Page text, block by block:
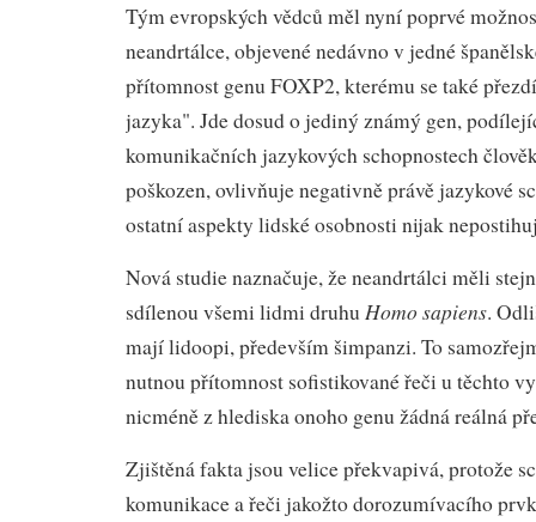
Tým evropských vědců měl nyní poprvé
neandrtálce, objevené nedávno v jedné
přítomnost genu FOXP2, kterému se také
jazyka". Jde dosud o jediný známý gen,
komunikačních jazykových schopnostech
poškozen, ovlivňuje negativně právě jazykové
ostatní aspekty lidské osobnosti nijak
Nová studie naznačuje, že neandrtálci měli
sdílenou všemi lidmi druhu Homo sapiens.
mají lidoopi, především šimpanzi. To
nutnou přítomnost sofistikované řeči u těchto
nicméně z hlediska onoho genu žádná reálná
Zjištěná fakta jsou velice překvapivá, protože
komunikace a řeči jakožto dorozumívacího